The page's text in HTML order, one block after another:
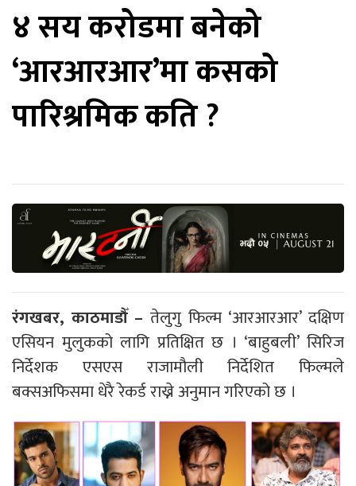
४ सय करोडमा बनेको
‘आरआरआर’मा कसको
पारिश्रमिक कति ?
रंगखबर, काठमाडौँ – तेलुगु फिल्म ‘आरआरआर’ दक्षिण
एसियन मुलुकको लागि प्रतिक्षित छ । ‘बाहुबली’ सिरिज
निर्देशक एसएस राजामौली निर्देशित फिल्मले
बक्सअफिसमा धेरै रेकर्ड राख्ने अनुमान गरिएको छ ।